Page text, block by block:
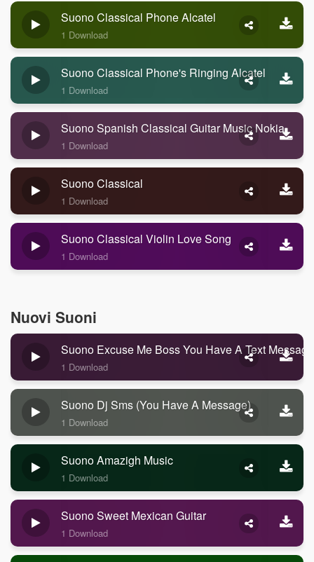
Suono Classical Phone Alcatel
1 Download
Suono Classical Phone's Ringing Alcatel
1 Download
Suono Spanish Classical Guitar Music Nokia
1 Download
Suono Classical
1 Download
Suono Classical Violin Love Song
1 Download
Nuovi Suoni
Suono Excuse Me Boss You Have A Text Message
1 Download
Suono Dj Sms (you Have A Message)
1 Download
Suono Amazigh Music
1 Download
Suono Sweet Mexican Guitar
1 Download